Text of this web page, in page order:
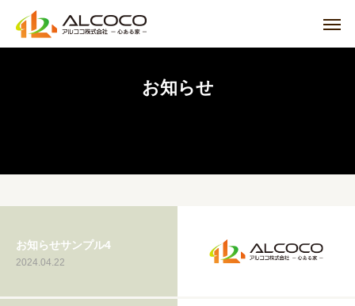
お知らせ
お知らせサンプル4
2024.04.22